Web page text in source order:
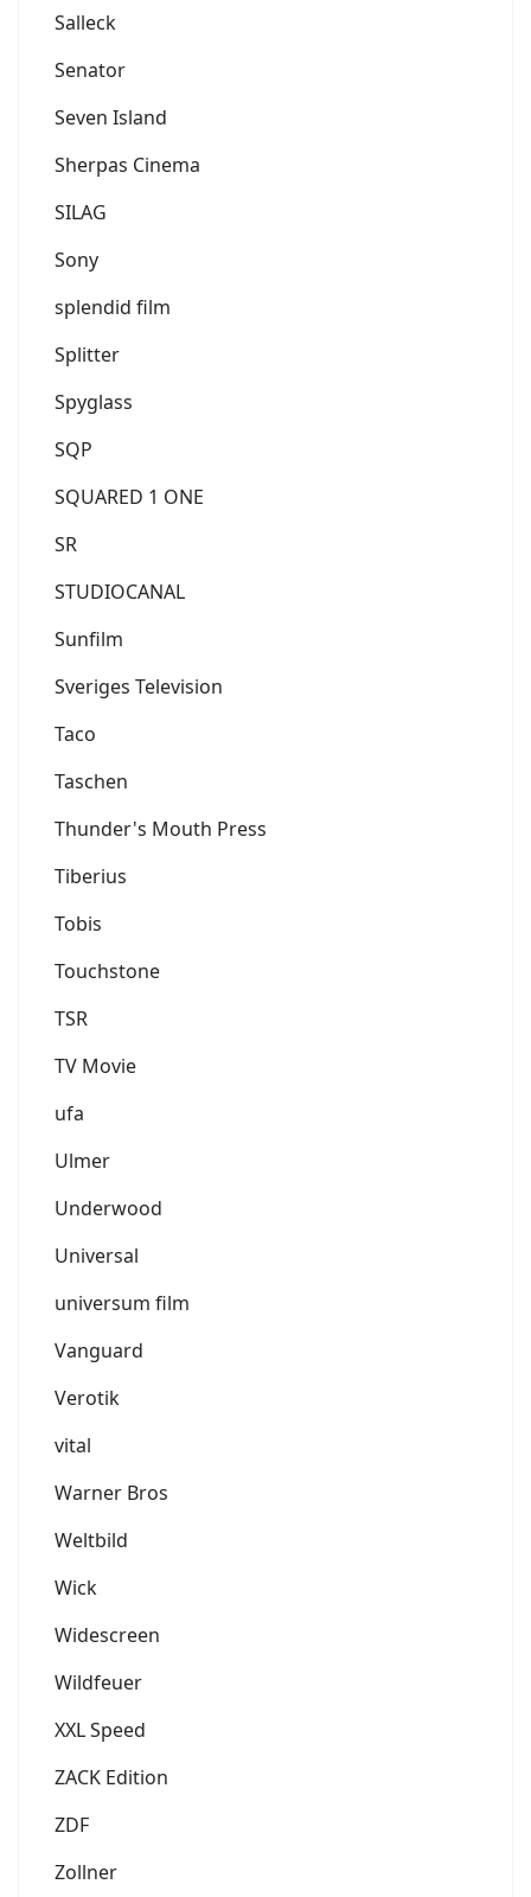
Salleck
Senator
Seven Island
Sherpas Cinema
SILAG
Sony
splendid film
Splitter
Spyglass
SQP
SQUARED 1 ONE
SR
STUDIOCANAL
Sunfilm
Sveriges Television
Taco
Taschen
Thunder's Mouth Press
Tiberius
Tobis
Touchstone
TSR
TV Movie
ufa
Ulmer
Underwood
Universal
universum film
Vanguard
Verotik
vital
Warner Bros
Weltbild
Wick
Widescreen
Wildfeuer
XXL Speed
ZACK Edition
ZDF
Zollner